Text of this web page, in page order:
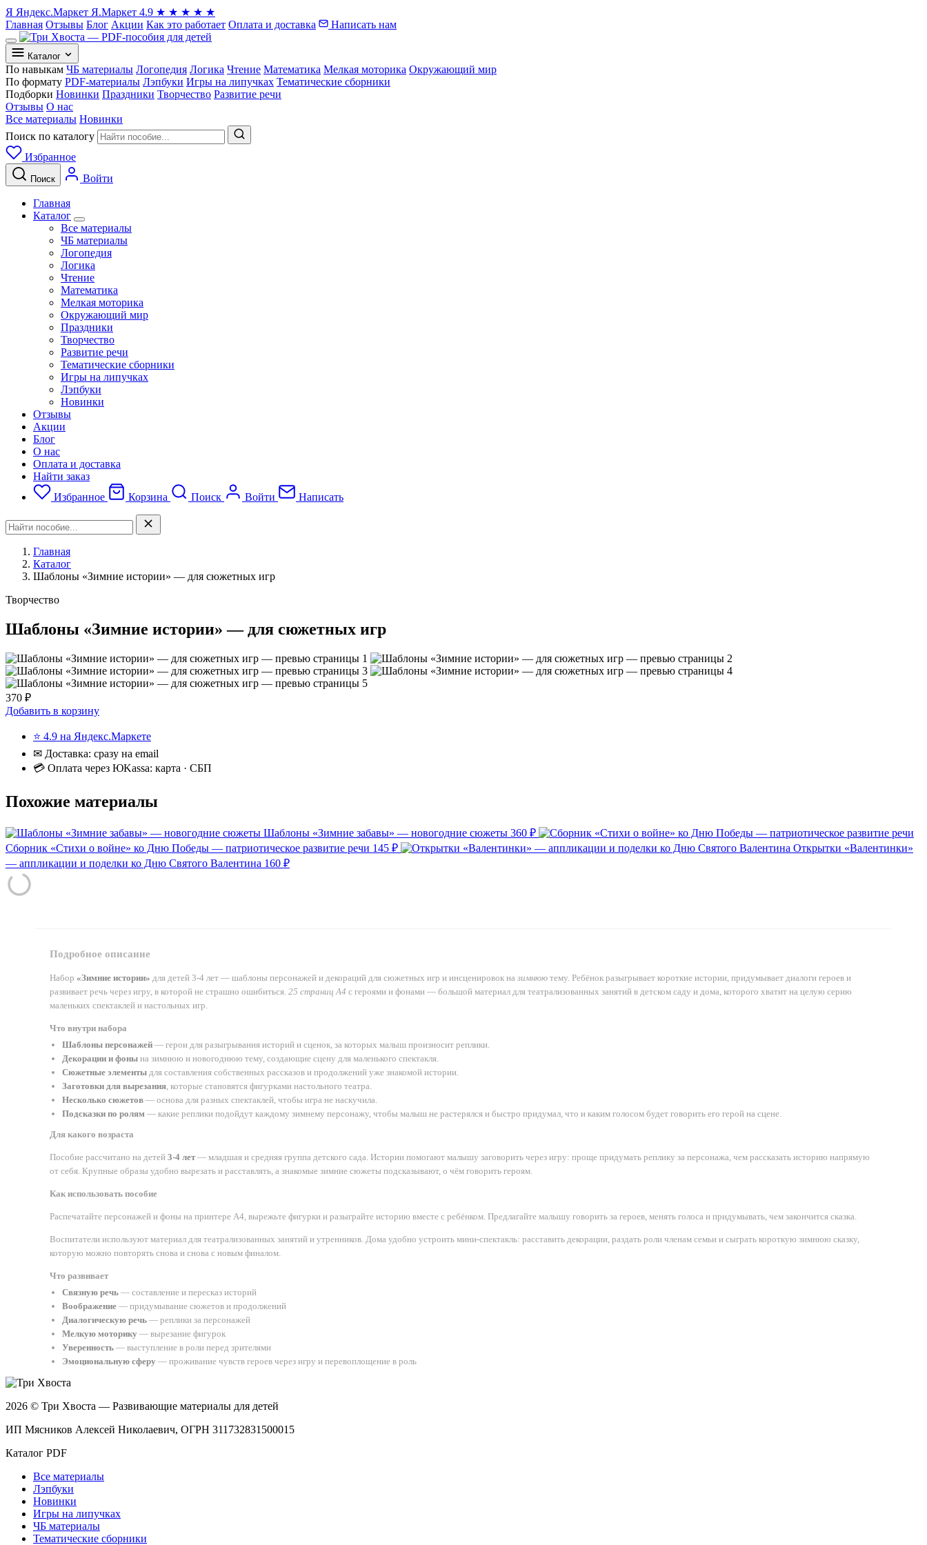
Я Яндекс.Маркет Я.Маркет 4.9 ★ ★ ★ ★ ★
Главная Отзывы Блог Акции Как это работает Оплата и доставка Написать нам
Каталог
По навыкам ЧБ материалы Логопедия Логика Чтение Математика Мелкая моторика Окружающий мир
По формату PDF-материалы Лэпбуки Игры на липучках Тематические сборники
Подборки Новинки Праздники Творчество Развитие речи
Отзывы О нас
Все материалы Новинки
Поиск по каталогу
Избранное
Поиск Войти
Главная
Каталог
Все материалы
ЧБ материалы
Логопедия
Логика
Чтение
Математика
Мелкая моторика
Окружающий мир
Праздники
Творчество
Развитие речи
Тематические сборники
Игры на липучках
Лэпбуки
Новинки
Отзывы
Акции
Блог
О нас
Оплата и доставка
Найти заказ
Избранное
Корзина Поиск Войти Написать
Главная
Каталог
Шаблоны «Зимние истории» — для сюжетных игр
Творчество
Шаблоны «Зимние истории» — для сюжетных игр
370 ₽
Добавить в корзину
⭐ 4.9 на Яндекс.Маркете
✉ Доставка: сразу на email
💳 Оплата через ЮKassa: карта · СБП
Похожие материалы
Шаблоны «Зимние забавы» — новогодние сюжеты 360 ₽
Сборник «Стихи о войне» ко Дню Победы — патриотическое развитие речи 145 ₽
Открытки «Валентинки»
— аппликации и поделки ко Дню Святого Валентина 160 ₽
Подробное описание
Набор «Зимние истории» для детей 3-4 лет — шаблоны персонажей и декораций для сюжетных игр и инсценировок на зимнюю тему. Ребёнок разыгрывает короткие истории, придумывает диалоги героев и
развивает речь через игру, в которой не страшно ошибиться. 25 страниц А4 с героями и фонами — большой материал для театрализованных занятий в детском саду и дома, которого хватит на целую серию
маленьких спектаклей и настольных игр.
Что внутри набора
Шаблоны персонажей — герои для разыгрывания историй и сценок, за которых малыш произносит реплики.
Декорации и фоны на зимнюю и новогоднюю тему, создающие сцену для маленького спектакля.
Сюжетные элементы для составления собственных рассказов и продолжений уже знакомой истории.
Заготовки для вырезания , которые становятся фигурками настольного театра.
Несколько сюжетов — основа для разных спектаклей, чтобы игра не наскучила.
Подсказки по ролям — какие реплики подойдут каждому зимнему персонажу, чтобы малыш не растерялся и быстро придумал, что и каким голосом будет говорить его герой на сцене.
Для какого возраста
Пособие рассчитано на детей 3-4 лет— младшая и средняя группа детского сада. Истории помогают малышу заговорить через игру: проще придумать реплику за персонажа, чем рассказать историю напрямую
от себя. Крупные образы удобно вырезать и расставлять, а знакомые зимние сюжеты подсказывают, о чём говорить героям.
Как использовать пособие
Распечатайте персонажей и фоны на принтере А4, вырежьте фигурки и разыграйте историю вместе с ребёнком. Предлагайте малышу говорить за героев, менять голоса и придумывать, чем закончится сказка.
Воспитатели используют материал для театрализованных занятий и утренников. Дома удобно устроить мини-спектакль: расставить декорации, раздать роли членам семьи и сыграть короткую зимнюю сказку,
которую можно повторять снова и снова с новым финалом.
Что развивает
Связную речь — составление и пересказ историй
Воображение — придумывание сюжетов и продолжений
Диалогическую речь — реплики за персонажей
Мелкую моторику — вырезание фигурок
Уверенность — выступление в роли перед зрителями
Эмоциональную сферу — проживание чувств героев через игру и перевоплощение в роль
2026 © Три Хвоста — Развивающие материалы для детей
ИП Мясников Алексей Николаевич, ОГРН 311732831500015
Каталог PDF
Все материалы
Лэпбуки
Новинки
Игры на липучках
ЧБ материалы
Тематические сборники